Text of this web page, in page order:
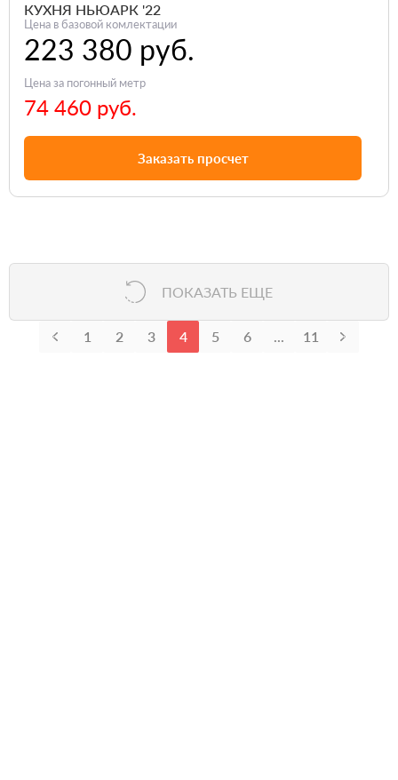
КУХНЯ НЬЮАРК '22
Цена в базовой комлектации
223 380 руб.
Цена за погонный метр
74 460 руб.
Заказать просчет
ПОКАЗАТЬ ЕЩЕ
1 2 3 4 5 6 ... 11